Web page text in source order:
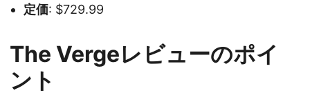
定価: $729.99
The Vergeレビューのポイ
ント